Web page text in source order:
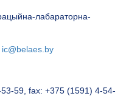
лабараторна-
ic@belaes.by
59, fax: +375 (1591) 4-54-